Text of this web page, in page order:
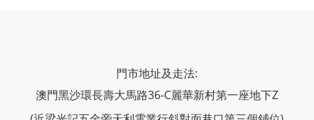
門市地址及走法:
澳門黑沙環長壽大馬路36-C麗華新村第一座地下Z